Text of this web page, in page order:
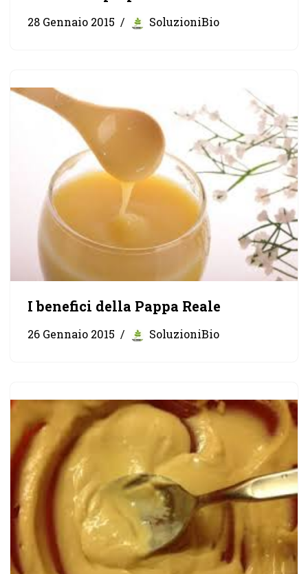
28 Gennaio 2015 SoluzioniBio
I benefici della Pappa Reale
26 Gennaio 2015 SoluzioniBio